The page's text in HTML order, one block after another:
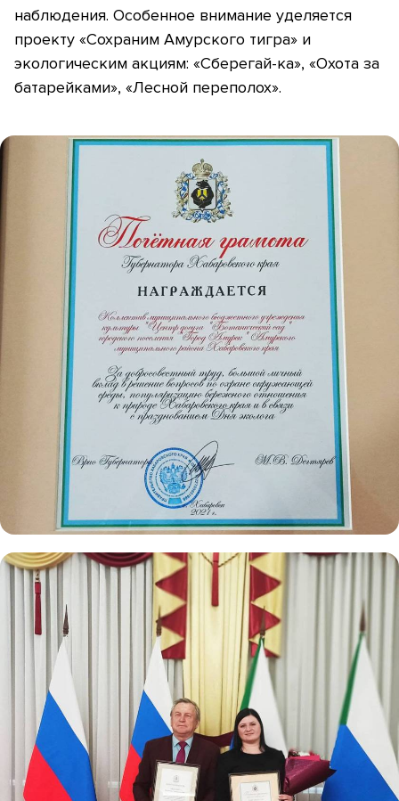
наблюдения. Особенное внимание уделяется
проекту «Сохраним Амурского тигра» и
экологическим акциям: «Сберегай-ка», «Охота за
батарейками», «Лесной переполох».